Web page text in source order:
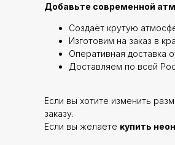
Добавьте современной
Создаёт крутую
Изготовим на заказ в
Оперативная доставка
Доставляем по всей
Если вы хотите изменить
заказу.
Если вы желаете купить